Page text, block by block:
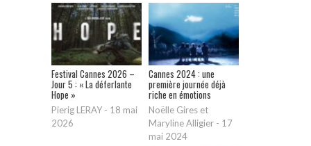
Festival Cannes 2026 –
Jour 5 : « La déferlante
Hope »
Pierig LERAY - 18 mai
2026
Cannes 2024 : une
première journée déjà
riche en émotions
Noëlle Gires et
Maryline Alligier - 17
mai 2024